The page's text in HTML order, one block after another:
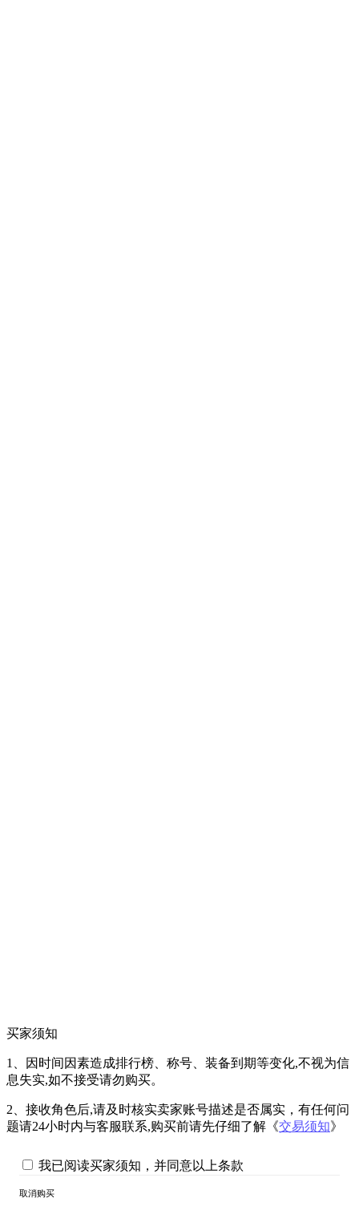
买家须知
1、因时间因素造成排行榜、称号、装备到期等变化,不视为信
息失实,如不接受请勿购买。
2、接收角色后,请及时核实卖家账号描述是否属实，有任何问
题请24小时内与客服联系,购买前请先仔细了解《交易须知》
我已阅读买家须知，并同意以上条款
取消购买